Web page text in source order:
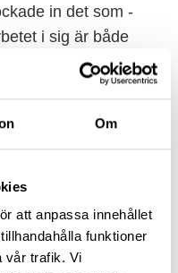
Om
att anpassa innehållet
funktioner
vår trafik. Vi
in det som
i sig är både
som vi får av
värdefull och
kökschef Stefan
lunch och middag.
och tillsammans med
frukost till allas glädje.